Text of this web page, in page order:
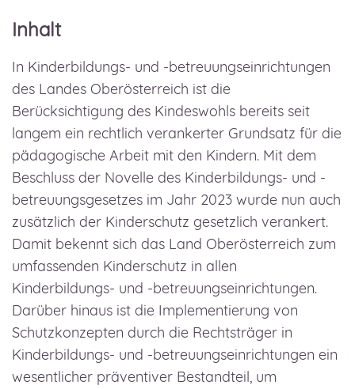
Inhalt
In Kinderbildungs- und -betreuungseinrichtungen
des Landes Oberösterreich ist die
Berücksichtigung des Kindeswohls bereits seit
langem ein rechtlich verankerter Grundsatz für die
pädagogische Arbeit mit den Kindern. Mit dem
Beschluss der Novelle des Kinderbildungs- und -
betreuungsgesetzes im Jahr 2023 wurde nun auch
zusätzlich der Kinderschutz gesetzlich verankert.
Damit bekennt sich das Land Oberösterreich zum
umfassenden Kinderschutz in allen
Kinderbildungs- und -betreuungseinrichtungen.
Darüber hinaus ist die Implementierung von
Schutzkonzepten durch die Rechtsträger in
Kinderbildungs- und -betreuungseinrichtungen ein
wesentlicher präventiver Bestandteil, um